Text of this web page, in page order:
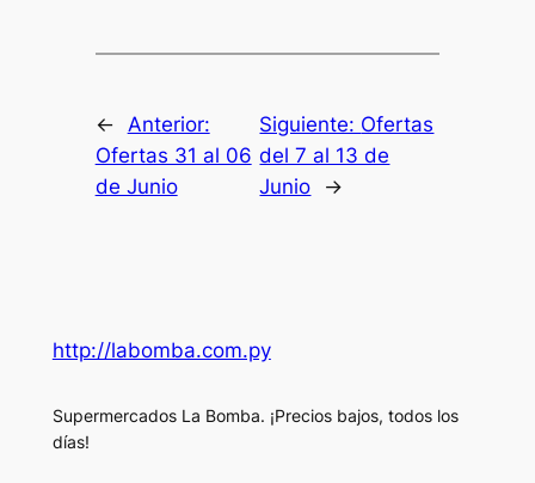
← Anterior:
Ofertas 31 al 06
de Junio
Siguiente: Ofertas
del 7 al 13 de
Junio
→
http://labomba.com.py
Supermercados La Bomba. ¡Precios bajos, todos los
días!